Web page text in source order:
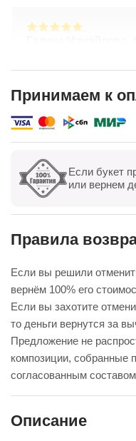
городе, заказываю
доставка. Огромное
Показать все
Принимаем к
Если букет
или вернем
Правила
Если вы решили
вернём 100% его
Если вы захотите
то деньги вернутся за
Предложение не
композиции, собранные
согласованным
Описание